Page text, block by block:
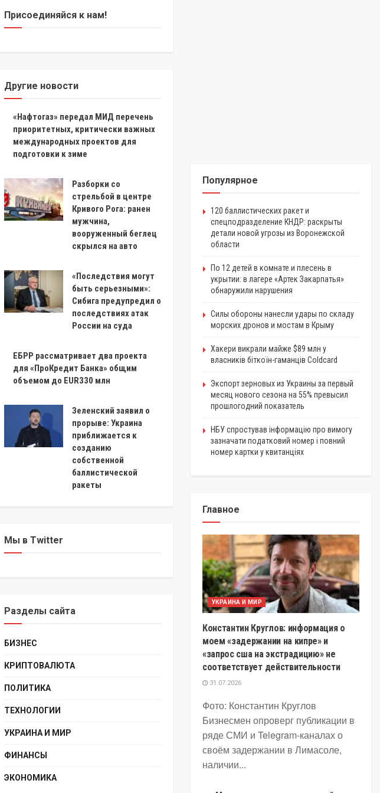
Присоединяйся к нам!
Другие новости
«Нафтогаз» передал МИД перечень
приоритетных, критически важных
международных проектов для
подготовки к зиме
Разборки со
стрельбой в центре
Кривого Рога: ранен
мужчина,
вооруженный беглец
скрылся на авто
«Последствия могут
быть серьезными»:
Сибига предупредил о
последствиях атак
России на суда
ЕБРР рассматривает два проекта
для «ПроКредит Банка» общим
объемом до EUR330 млн
Зеленский заявил о
прорыве: Украина
приближается к
созданию
собственной
баллистической
ракеты
Мы в Twitter
Разделы сайта
БИЗНЕС
КРИПТОВАЛЮТА
ПОЛИТИКА
ТЕХНОЛОГИИ
УКРАИНА И МИР
ФИНАНСЫ
ЭКОНОМИКА
Популярное
120 баллистических ракет и
спецподразделение КНДР: раскрыты
детали новой угрозы из Воронежской
области
По 12 детей в комнате и плесень в
укрытии: в лагере «Артек Закарпатья»
обнаружили нарушения
Силы обороны нанесли удары по складу
морских дронов и мостам в Крыму
Хакери викрали майже $89 млн у
власників біткоїн-гаманців Coldcard
Экспорт зерновых из Украины за первый
месяц нового сезона на 55% превысил
прошлогодний показатель
НБУ спростував інформацію про вимогу
зазначати податковий номер і повний
номер картки у квитанціях
Главное
УКРАИНА И МИР
Константин Круглов: информация о
моем «задержании на кипре» и
«запрос сша на экстрадицию» не
соответствует действительности
31.07.2026
Фото: Константин Круглов
Бизнесмен опроверг публикации в
ряде СМИ и Telegram-каналах о
своём задержании в Лимасоле,
наличии...